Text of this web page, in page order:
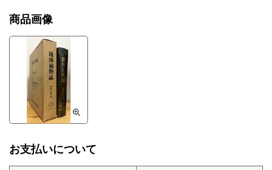
商品画像
お支払いについて